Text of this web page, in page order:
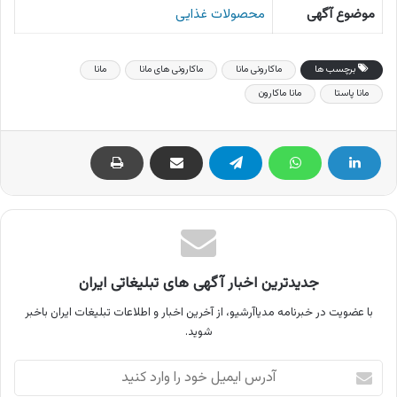
موضوع آگهی محصولات غذایی
برچسب ها ماکارونی مانا ماکارونی های مانا
مانا
مانا پاستا
مانا ماکارون
جدیدترین اخبار آگهی های تبلیغاتی ایران
با عضویت در خبرنامه مدیاآرشیو، از آخرین اخبار و اطلاعات تبلیغات ایران باخبر
شوید.
آدرس
ایمیل